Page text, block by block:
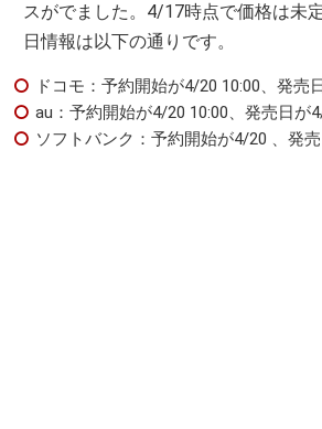
スがでました。4/17時点で価格は未
日情報は以下の通りです。
ドコモ：予約開始が4/20 10:00、発売
au：予約開始が4/20 10:00、発売日が
ソフトバンク：予約開始が4/20 、発